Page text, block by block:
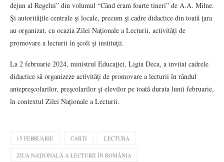
dejun al Regelui” din volumul “Când eram foarte tineri” de A.A. Milne.
Şi autorităţile centrale şi locale, precum şi cadre didactice din toată ţara
au organizat, cu ocazia Zilei Naţionale a Lecturii, activităţi de
promovare a lecturii în şcoli şi instituţii.
La 2 februarie 2024, ministrul Educaţiei, Ligia Deca, a invitat cadrele
didactice să organizeze activităţi de promovare a lecturii în rândul
antepreşcolarilor, preşcolarilor şi elevilor pe toată durata lunii februarie,
în contextul Zilei Naţionale a Lecturii.
15 FEBRUARIE CARTI LECTURA
ZIUA NAȚIONALĂ A LECTURII ÎN ROMÂNIA